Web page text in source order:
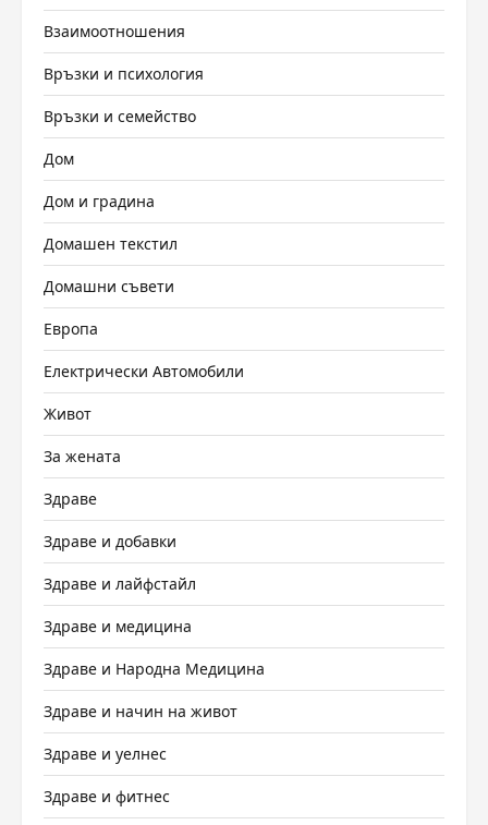
Взаимоотношения
Връзки и психология
Връзки и семейство
Дом
Дом и градина
Домашен текстил
Домашни съвети
Европа
Електрически Автомобили
Живот
За жената
Здраве
Здраве и добавки
Здраве и лайфстайл
Здраве и медицина
Здраве и Народна Медицина
Здраве и начин на живот
Здраве и уелнес
Здраве и фитнес